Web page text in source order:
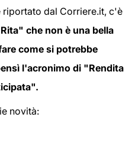
riportato dal Corriere.it, c'è
che non è una bella
come si potrebbe
l'acronimo di "Rendita
novità: